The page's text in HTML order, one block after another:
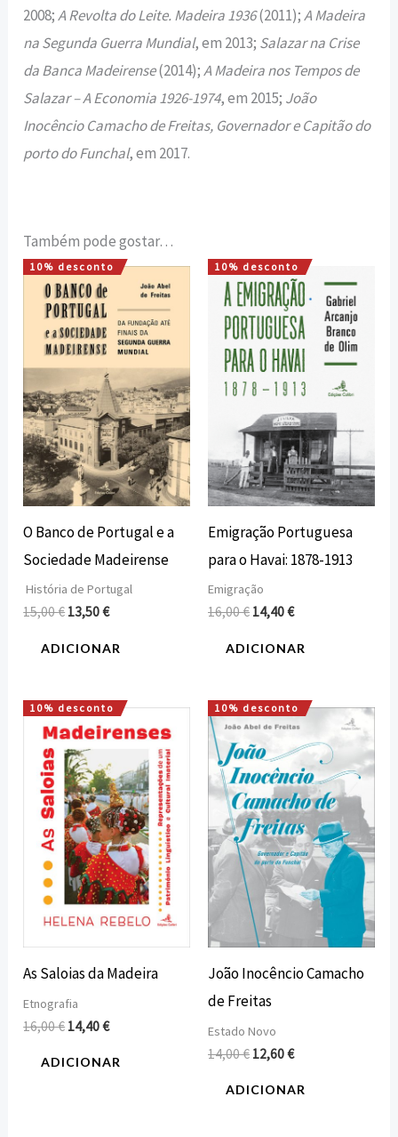
2008;A Revolta do Leite. Madeira 1936(2011);A Madeira
na Segunda Guerra Mundial, em 2013; Salazar na Crise
da Banca Madeirense(2014);A Madeira nos Tempos de
Salazar – A Economia 1926-1974, em 2015; João
Inocêncio Camacho de Freitas, Governador e Capitão do
porto do Funchal, em 2017.
Também pode gostar…
10% desconto
O Banco de Portugal e a
Sociedade Madeirense
História de Portugal
15,00€
O
preço
original
era:
15,00 €.
13,50€
O
preço
atual
é:
13,50 €.
ADICIONAR
10% desconto
Emigração Portuguesa
para o Havai: 1878-1913
Emigração
16,00€
O
preço
original
era:
16,00 €.
14,40€
O
preço
atual
é:
14,40 €.
ADICIONAR
10% desconto
As Saloias da Madeira
Etnografia
16,00€
O
preço
original
era:
16,00 €.
14,40€
O
preço
é:
14,40 €.
ADICIONAR
10% desconto
João Inocêncio Camacho
de Freitas
Estado Novo
14,00€
O
preço
original
era:
14,00 €.
12,60€
O
preço
atual
é:
12,60 €.
ADICIONAR